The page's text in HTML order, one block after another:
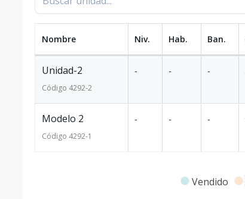
Nombre Niv. Hab. Ban.
Unidad-2
Código 4292-2
- - -
Modelo 2
Código 4292-1
- - -
Vendido